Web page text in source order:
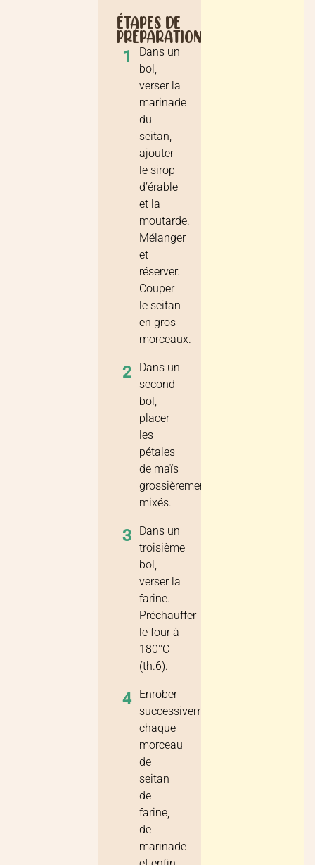
ÉTAPES DE
PRÉPARATION
1
Dans un
bol,
verser la
marinade
du
seitan,
ajouter
le sirop
d’érable
et la
moutarde.
Mélanger
et
réserver.
Couper
le seitan
en gros
morceaux.
2
Dans un
second
bol,
placer
les
pétales
de maïs
grossièrement
mixés.
3
Dans un
troisième
bol,
verser la
farine.
Préchauffer
le four à
180°C
(th.6).
4 Enrober
successivement
chaque
morceau
de
seitan
de
farine,
de
marinade